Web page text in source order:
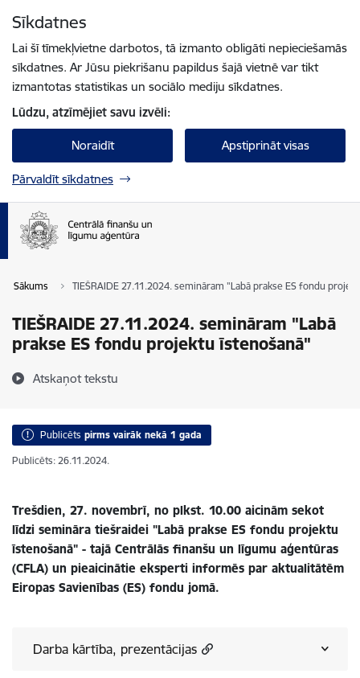
Sīkdatnes
Lai šī tīmekļvietne darbotos, tā izmanto obligāti nepieciešamās
sīkdatnes. Ar Jūsu piekrišanu papildus šajā vietnē var tikt
izmantotas statistikas un sociālo mediju sīkdatnes.
Lūdzu, atzīmējiet savu izvēli:
Noraidīt Apstiprināt visas
Pārvaldīt sīkdatnes
Sākums TIEŠRAIDE 27.11.2024. semināram "Labā prakse ES fondu
TIEŠRAIDE 27.11.2024. semināram "Labā
prakse ES fondu projektu īstenošanā"
Atskaņot tekstu
Publicēts pirms vairāk nekā 1 gada
Publicēts: 26.11.2024.
Trešdien, 27. novembrī, no plkst. 10.00 aicinām sekot
līdzi semināra tiešraidei "Labā prakse ES fondu projektu
īstenošanā" - tajā Centrālās finanšu un līgumu aģentūras
(CFLA) un pieaicinātie eksperti informēs par aktualitātēm
Eiropas Savienības (ES) fondu jomā.
Darba kārtība, prezentācijas